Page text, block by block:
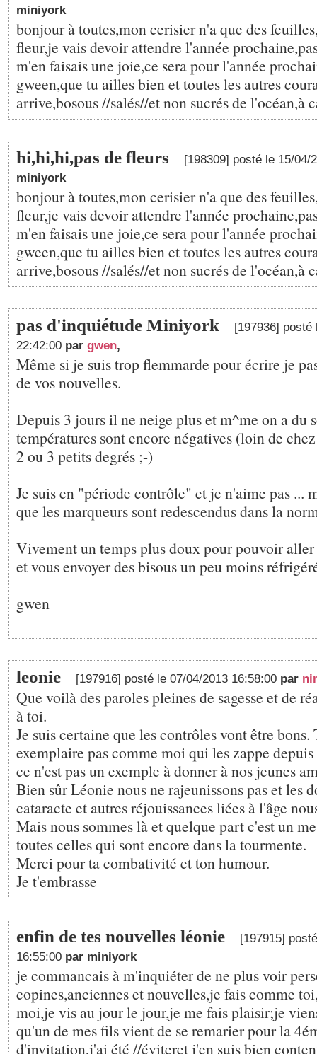
miniyork
bonjour à toutes,mon cerisier n'a que des
fleur,je vais devoir attendre l'année
m'en faisais une joie,ce sera pour l'année
gween,que tu ailles bien et toutes les autres
arrive,bosous //salés//et non sucrés de l'océan,à
hi,hi,hi,pas de fleurs
[198309] posté le 15/04/
miniyork
bonjour à toutes,mon cerisier n'a que des
fleur,je vais devoir attendre l'année
m'en faisais une joie,ce sera pour l'année
gween,que tu ailles bien et toutes les autres
arrive,bosous //salés//et non sucrés de l'océan,à
pas d'inquiétude Miniyork
[197936] posté
22:42:00 par gwen,
Même si je suis trop flemmarde pour écrire je
de vos nouvelles.
Depuis 3 jours il ne neige plus et m^me on a du
températures sont encore négatives (loin de
2 ou 3 petits degrés ;-)
Je suis en "période contrôle" et je n'aime pas ...
que les marqueurs sont redescendus dans la
Vivement un temps plus doux pour pouvoir
et vous envoyer des bisous un peu moins
gwen
leonie [197916] posté le 07/04/2013 16:58:00 par
Que voilà des paroles pleines de sagesse et de
à toi.
Je suis certaine que les contrôles vont être bons.
exemplaire pas comme moi qui les zappe
ce n'est pas un exemple à donner à nos jeunes
Bien sûr Léonie nous ne rajeunissons pas et les
cataracte et autres réjouissances liées à l'âge
Mais nous sommes là et quelque part c'est un
toutes celles qui sont encore dans la tourmente.
Merci pour ta combativité et ton humour.
Je t'embrasse
enfin de tes nouvelles léonie
[197915]
16:55:00 par miniyork
je commancais à m'inquiéter de ne plus voir
copines,anciennes et nouvelles,je fais comme
moi,je vis au jour le jour,je me fais plaisir;je
qu'un de mes fils vient de se remarier pour la
d'invitation,j'ai été //éviteret j'en suis bien